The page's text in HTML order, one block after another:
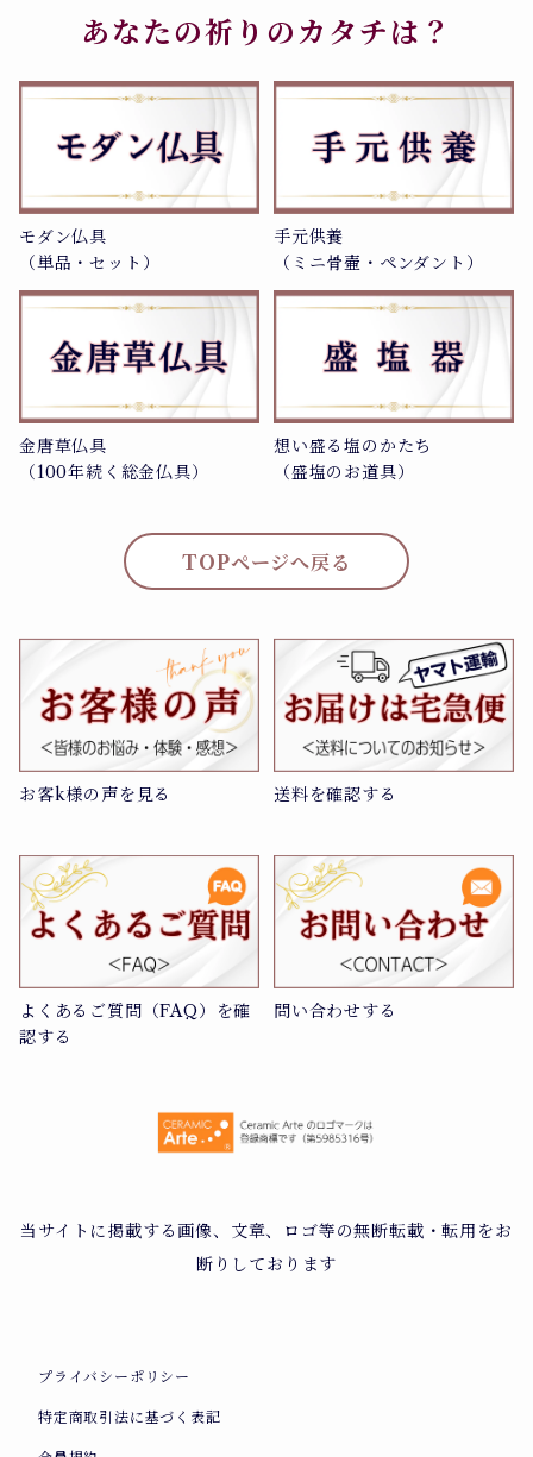
あなたの祈りのカタチは？
モダン仏具
（単品・セット）
手元供養
（ミニ骨壷・ペンダント）
金唐草仏具
（100年続く総金仏具）
想い盛る塩のかたち
（盛塩のお道具）
TOPページへ戻る
お客k様の声を見る 送料を確認する
よくあるご質問（FAQ）を確
認する
問い合わせする
当サイトに掲載する画像、文章、ロゴ等の無断転載・転用をお
断りしております
プライバシーポリシー
特定商取引法に基づく表記